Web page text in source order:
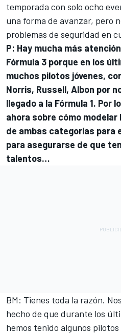
temporada con solo ocho
una forma de avanzar, pero
problemas de seguridad en
P: Hay mucha más
Fórmula 3 porque en los
muchos pilotos jóvenes,
Norris, Russell, Albon por
llegado a la Fórmula 1. Por
ahora sobre cómo
de ambas categorías para
para asegurarse de que
talentos…
BM: Tienes toda la razón.
hecho de que durante los
hemos tenido algunos